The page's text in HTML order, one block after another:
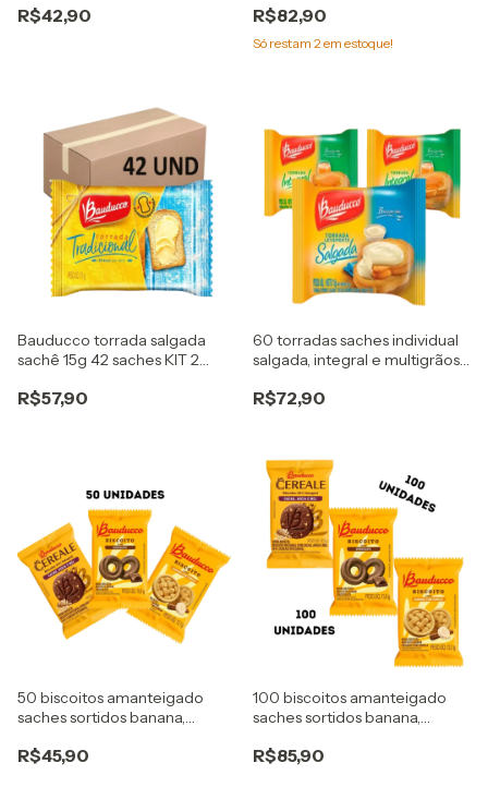
R$42,90 R$82,90
Só restam 2em estoque!
Bauducco torrada salgada
sachê 15g 42 saches KIT 2
R$57,90
60 torradas saches individual
salgada, integral e multigrãos
R$72,90
50 biscoitos amanteigado
saches sortidos banana,
R$45,90
100 biscoitos amanteigado
saches sortidos banana,
R$85,90